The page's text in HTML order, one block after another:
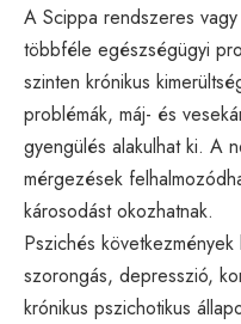
A Scippa rendszeres
többféle egészségügyi
szinten krónikus
problémák, máj- és
gyengülés alakulhat ki. A
mérgezések
károsodást okozhatnak.
Pszichés
szorongás, depresszió,
krónikus pszichotikus